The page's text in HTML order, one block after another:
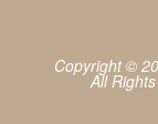
Copyright ©
All